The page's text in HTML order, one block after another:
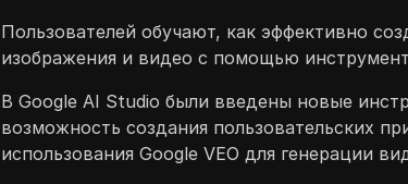
Пользователей обучают, как эффективно
изображения и видео с помощью
В Google AI Studio были введены новые
возможность создания пользовательских
использования Google VEO для генерации